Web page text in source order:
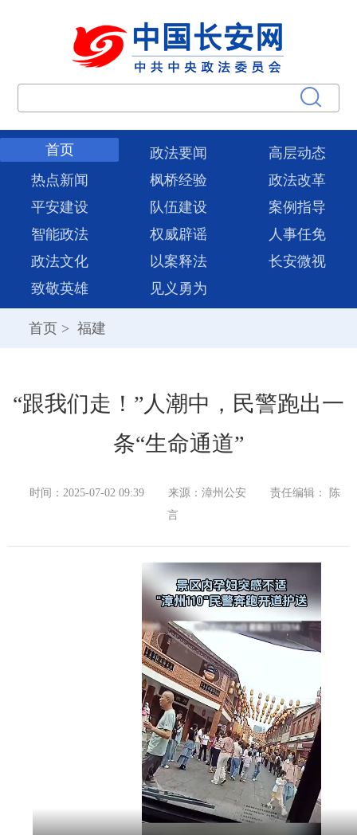
首页 政法要闻
高层动态
热点新闻
枫桥经验
政法改革
平安建设
队伍建设
案例指导
智能政法
权威辟谣
人事任免
政法文化
以案释法
长安微视
致敬英雄
见义勇为
首页 > 福建
“跟我们走！”人潮中，民警跑出一
条“生命通道”
时间：2025-07-02 09:39 来源：漳州公安
责任编辑： 陈
言